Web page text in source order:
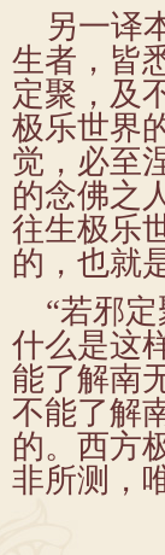
另一译
生者，皆
定聚，及
极乐世界
觉，必至
的念佛之
往生极乐
的，也就
“若邪定
什么是这
能了解南
不能了解
的。西方
非所测，